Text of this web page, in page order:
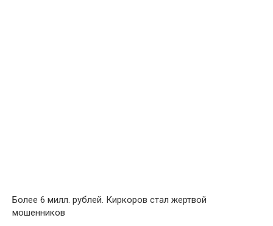
Более 6 милл. рублей. Киркоров стал жертвой
мошенников